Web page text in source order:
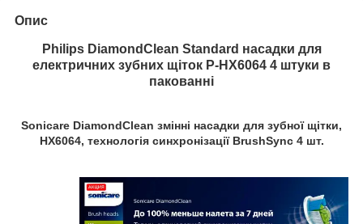
Опис
Philips DiamondClean Standard насадки для
електричних зубних щіток P-HX6064 4 штуки в
пакованні
Sonicare DiamondClean змінні насадки для зубної щітки,
HX6064, технологія синхронізації BrushSync 4 шт.